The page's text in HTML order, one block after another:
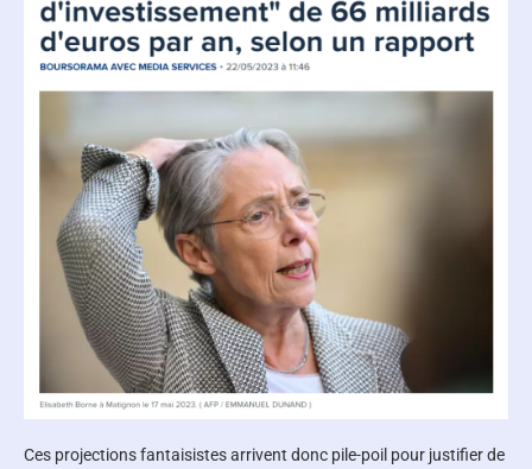
Ces projections fantaisistes arrivent donc pile-poil pour justifier de